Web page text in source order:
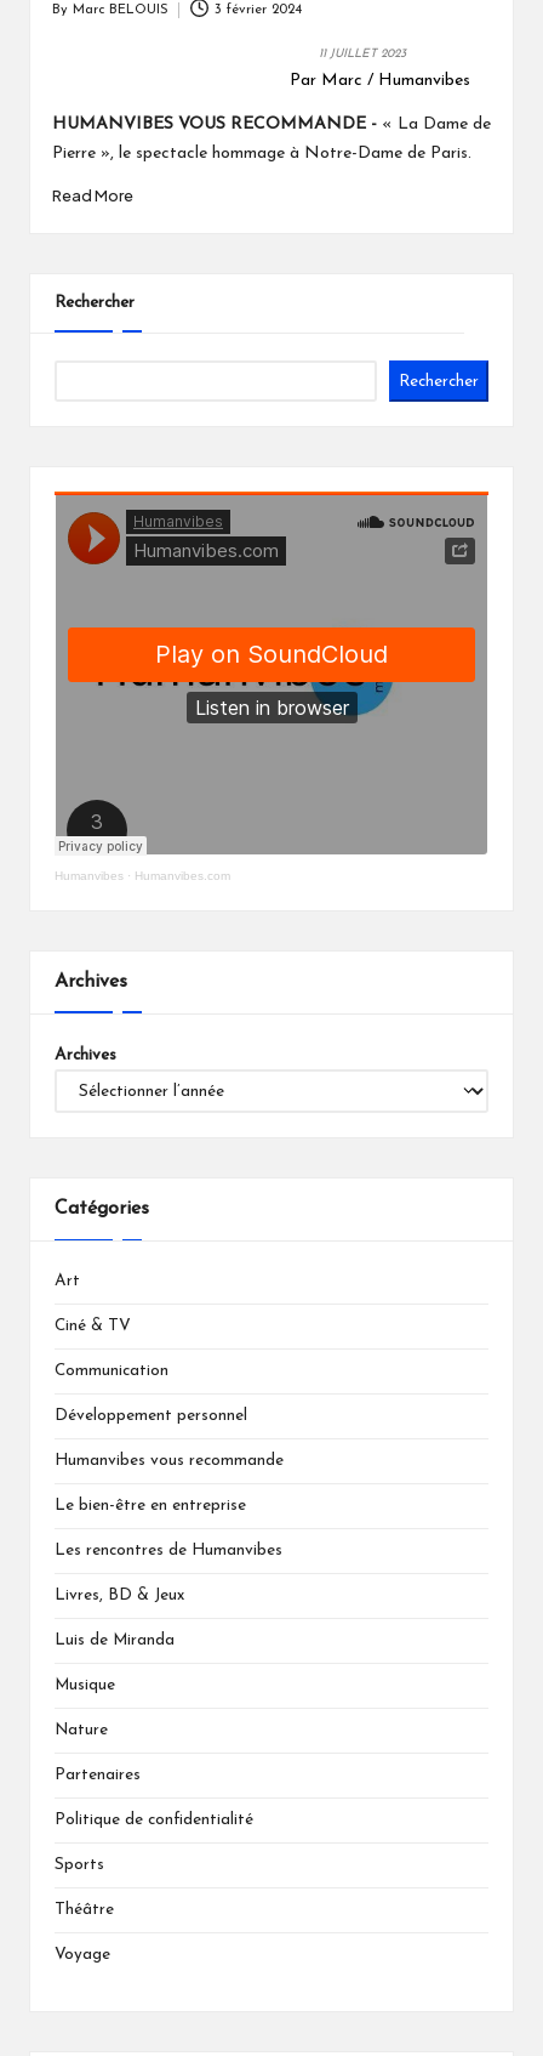
By Marc BELOUIS 3 février 2024
11 JUILLET 2023
Par Marc / Humanvibes
HUMANVIBES VOUS RECOMMANDE -« La Dame de
Pierre », le spectacle hommage à Notre-Dame de Paris.
Read More
Rechercher
Rechercher
Humanvibes · Humanvibes.com
Archives
Archives
Catégories
Art
Ciné & TV
Communication
Développement personnel
Humanvibes vous recommande
Le bien-être en entreprise
Les rencontres de Humanvibes
Livres, BD & Jeux
Luis de Miranda
Musique
Nature
Partenaires
Politique de confidentialité
Sports
Théâtre
Voyage